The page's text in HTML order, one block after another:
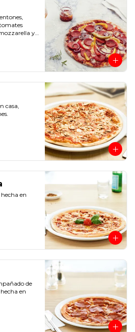
y
casa,
en
de
en